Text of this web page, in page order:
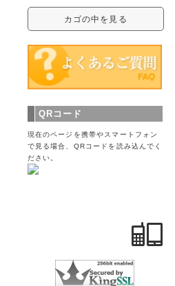
カゴの中を見る
QRコード
現在のページを携帯やスマートフォン
で見る場合、QRコードを読み込んでく
ださい。